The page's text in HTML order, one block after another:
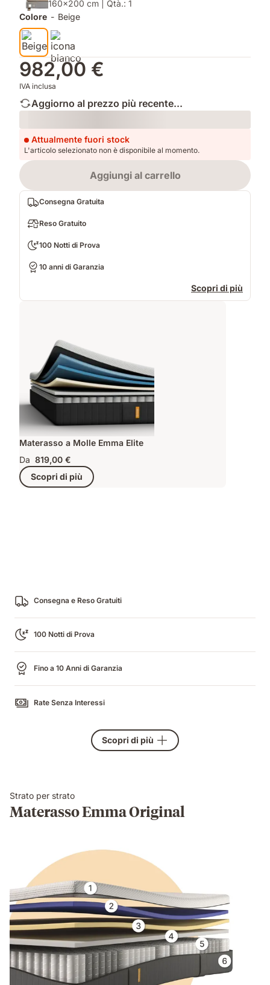
160x200 cm | Qtà.: 1
Colore - Beige
982,00 €
IVA inclusa
Aggiorno al prezzo più recente...
Loading
Attualmente fuori stock
L'articolo selezionato non è disponibile al momento.
Aggiungi al carrello
Consegna Gratuita
Reso Gratuito
100 Notti di Prova
10 anni di Garanzia
Scopri di più
Materasso a Molle Emma Elite
Da 819,00 €
Scopri di più
Consegna e Reso Gratuiti
100 Notti di Prova
Fino a 10 Anni di Garanzia
Rate Senza Interessi
Scopri di più
Strato per strato
Materasso Emma Original